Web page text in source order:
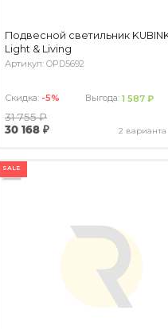
Подвесной светильник
Light & Living
Артикул: OPD5692
Скидка: -5% Выгода:1 587 ₽
31 755 ₽
30 168 ₽
2 варианта
SALE